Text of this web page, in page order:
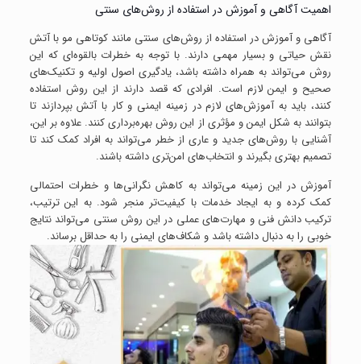
اهمیت آگاهی و آموزش در استفاده از روش‌های سنتی
آگاهی و آموزش در استفاده از روش‌های سنتی مانند کوتاهی مو با آتش
نقش حیاتی و بسیار مهمی دارند. با توجه به خطرات بالقوه‌ای که این
روش می‌تواند به همراه داشته باشد، یادگیری اصول اولیه و تکنیک‌های
صحیح و ایمن لازم است. افرادی که قصد دارند از این روش استفاده
کنند، باید به آموزش‌های لازم در زمینه ایمنی و کار با آتش بپردازند تا
بتوانند به شکل ایمن و مؤثری از این روش بهره‌برداری کنند. علاوه بر این،
آشنایی با روش‌های جدید و عاری از خطر می‌تواند به افراد کمک کند تا
تصمیم بهتری بگیرند و انتخاب‌های امن‌تری داشته باشند.
آموزش در این زمینه می‌تواند به کاهش نگرانی‌ها و خطرات احتمالی
کمک کرده و به ایجاد خدمات با کیفیت‌تر منجر شود. به این ترتیب،
ترکیب دانش فنی و مهارت‌های عملی در این روش سنتی می‌تواند نتایج
خوبی را به دنبال داشته باشد و شکاف‌های ایمنی را به حداقل برساند.